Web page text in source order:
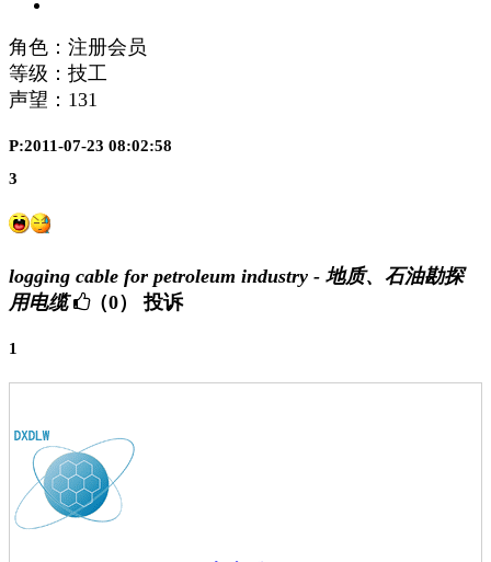
角色：注册会员
等级：技工
声望： 131
P:2011-07-23 08:02:58
3
logging cable for petroleum industry - 地质、石油勘探
用电缆
（0） 投诉
1